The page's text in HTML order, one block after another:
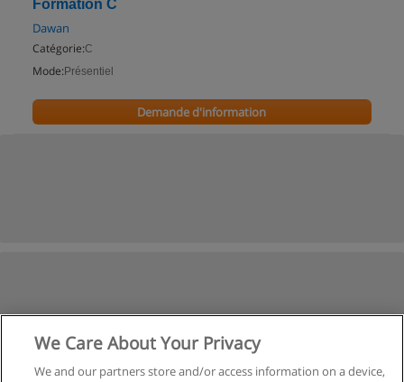
Formation C
Dawan
Catégorie:C
Mode: Présentiel
Demande d'information
We Care About Your Privacy
We and our partners store and/or access information on a device,